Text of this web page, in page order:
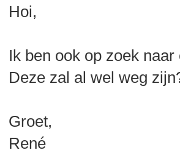
Hoi,
Ik ben ook op zoek
Deze zal al wel weg
Groet,
René